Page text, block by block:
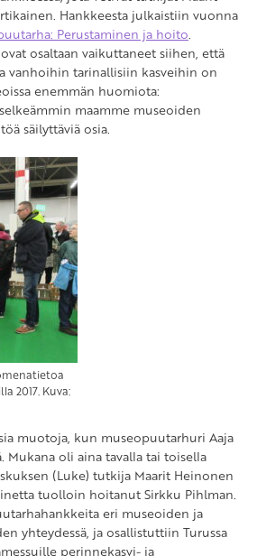
Hankkeesta julkaistiin vuonna
Perustaminen ja hoito.
osaltaan vaikuttaneet siihen, että
vanhoihin tarinallisiin kasveihin on
enemmän huomiota:
maamme museoiden
säilyttäviä osia.
2017. Kuva:
muotoja, kun museopuutarhuri Aaja
Mukana oli aina tavalla tai toisella
(Luke) tutkija Maarit Heinonen
tuolloin hoitanut Sirkku Pihlman.
eri museoiden ja
yhteydessä, ja osallistuttiin Turussa
perinnekasvi- ja